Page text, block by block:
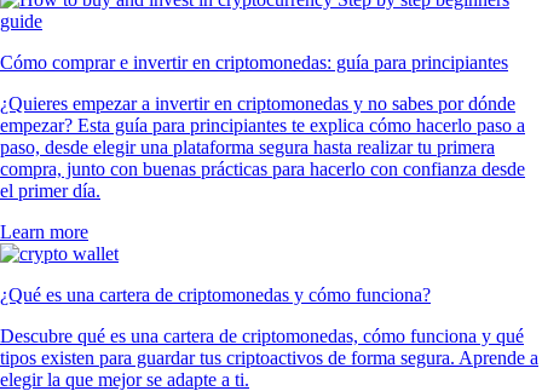
Cómo comprar e invertir en criptomonedas: guía para principiantes
¿Quieres empezar a invertir en criptomonedas y no sabes por dónde
empezar? Esta guía para principiantes te explica cómo hacerlo paso a
paso, desde elegir una plataforma segura hasta realizar tu primera
compra, junto con buenas prácticas para hacerlo con confianza desde
el primer día.
Learn more
¿Qué es una cartera de criptomonedas y cómo funciona?
Descubre qué es una cartera de criptomonedas, cómo funciona y qué
tipos existen para guardar tus criptoactivos de forma segura. Aprende a
elegir la que mejor se adapte a ti.